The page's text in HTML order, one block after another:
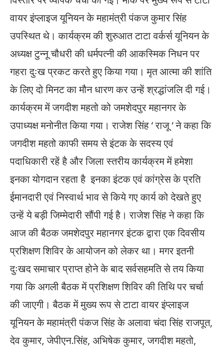
वायर इंप्लाइज यूनियन के महामंत्री पंकज कुमार सिंह
उपस्थित थे। कार्यक्रम की शुरुआत टाटा वर्कर्स यूनियन के
अध्यक्ष टुन्नू चौधरी की धर्मपत्नी की आकस्मिक निधन पर
गहरा दुःख प्रकट करते हुए किया गया। मृत आत्मा की शांति
के लिए दो मिनट का मौन धारण कर उन्हें श्रद्धांजलि दी गई।
कार्यक्रम में जगदीश महतो को जमशेदपुर महानगर के
उपाध्यक्ष मनोनीत किया गया। राजेश सिंह ‘ राजू ‘ ने कहा कि
जगदीश महतो काफी समय से इंटक के सदस्य एवं
पदाधिकारी रहें है और जिला स्तरीय कार्यक्रम में हमेशा
इनका योगदान रहता है इनका इंटक एवं कांग्रेस के प्रति
ईमानदारी एवं निस्वार्थ भाव से किये गए कार्य को देखते हुए
उन्हें ये बड़ी जिम्मेदारी सौंपी गई है। राजेश सिंह ने कहा कि
आज की बैठक जमशेदपुर महानगर इंटक द्वारा एक दिवसीय
प्रशिक्षण शिविर के आयोजन को लेकर था। मगर इतनी
दुःखद समाचार प्राप्त होने के बाद सर्वसहमति से तय किया
गया कि अगली बैठक में प्रशिक्षण शिविर की तिथि पर चर्चा
की जाएगी। बैठक में मुख्य रूप से टाटा वायर इंप्लाइज
यूनियन के महामंत्री पंकज सिंह के अलावा चंदा सिंह राजपूत,
देव कुमार, जेपीएन.सिंह, अभिषेक कुमार, जगदीश महतो,